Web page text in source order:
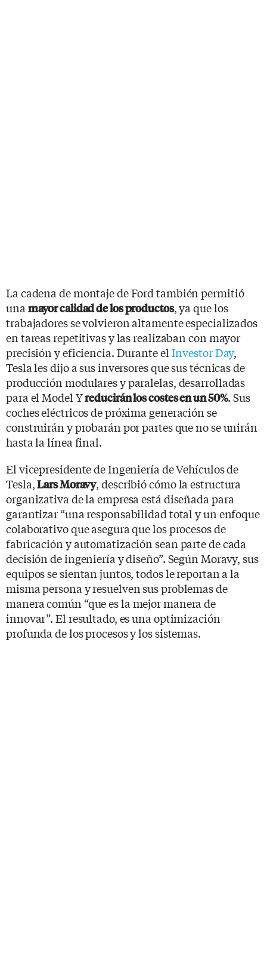
La cadena de montaje de Ford también permitió
una mayor calidad de los productos, ya que los
trabajadores se volvieron altamente especializados
en tareas repetitivas y las realizaban con mayor
precisión y eficiencia. Durante el Investor Day,
Tesla les dijo a sus inversores que sus técnicas de
producción modulares y paralelas, desarrolladas
para el Model Yreducirán los costes en un 50%. Sus
coches eléctricos de próxima generación se
construirán y probarán por partes que no se unirán
hasta la línea final.
El vicepresidente de Ingeniería de Vehículos de
Tesla,Lars Moravy, describió cómo la estructura
organizativa de la empresa está diseñada para
garantizar “una responsabilidad total y un enfoque
colaborativo que asegura que los procesos de
fabricación y automatización sean parte de cada
decisión de ingeniería y diseño”. Según Moravy, sus
equipos se sientan juntos, todos le reportan a la
misma persona y resuelven sus problemas de
manera común “que es la mejor manera de
innovar”. El resultado, es una optimización
profunda de los procesos y los sistemas.